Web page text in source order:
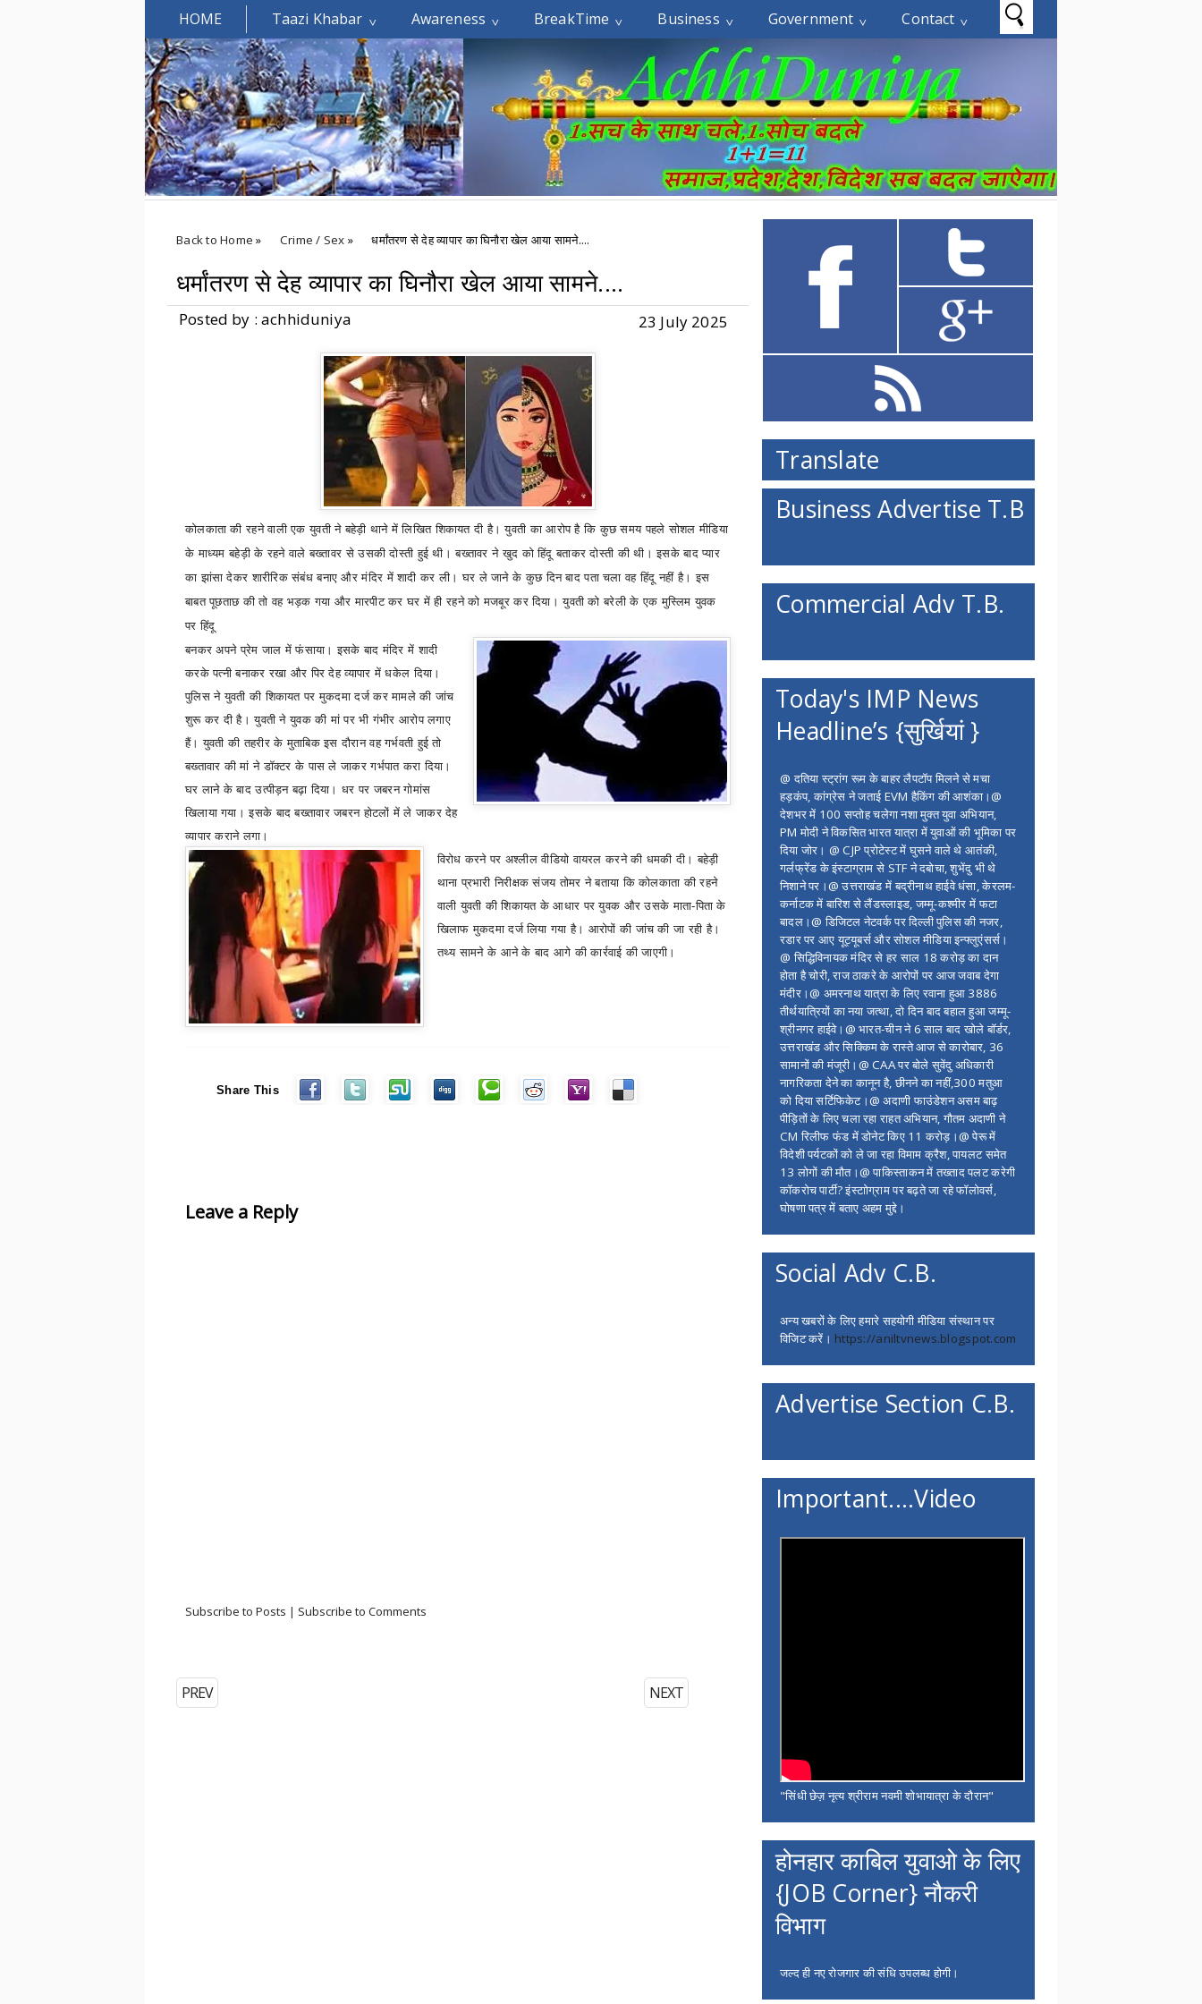
HOME Taazi Khabar Awareness BreakTime Business Government Contact
Welcomes You.....
Back to Home » Crime / Sex » धर्मांतरण से देह व्यापार का घिनौरा खेल आया सामने....
धर्मांतरण से देह व्यापार का घिनौरा खेल आया सामने....
Posted by : achhiduniya 23 July 2025
कोलकाता की रहने वाली एक युवती ने बहेड़ी थाने में लिखित शिकायत दी है। युवती का आरोप है कि कुछ समय पहले सोशल मीडिया
के माध्यम बहेड़ी के रहने वाले बख्तावर से उसकी दोस्ती हुई थी। बख्तावर ने खुद को हिंदू बताकर दोस्ती की थी। इसके बाद प्यार
का झांसा देकर शारीरिक संबंध बनाए और मंदिर में शादी कर ली। घर ले जाने के कुछ दिन बाद पता चला वह हिंदू नहीं है। इस
बाबत पूछताछ की तो वह भड़क गया और मारपीट कर घर में ही रहने को मजबूर कर दिया। युवती को बरेली के एक मुस्लिम युवक
पर हिंदू
बनकर अपने प्रेम जाल में फंसाया। इसके बाद मंदिर में शादी
करके पत्नी बनाकर रखा और पिर देह व्यापार में धकेल दिया।
पुलिस ने युवती की शिकायत पर मुकदमा दर्ज कर मामले की जांच
शुरू कर दी है। युवती ने युवक की मां पर भी गंभीर आरोप लगाए
हैं। युवती की तहरीर के मुताबिक इस दौरान वह गर्भवती हुई तो
बख्तावार की मां ने डॉक्टर के पास ले जाकर गर्भपात करा दिया।
घर लाने के बाद उत्पीड़न बढ़ा दिया। धर पर जबरन गोमांस
खिलाया गया। इसके बाद बख्तावार जबरन होटलों में ले जाकर देह
व्यापार कराने लगा।
विरोध करने पर अश्लील वीडियो वायरल करने की धमकी दी। बहेड़ी
थाना प्रभारी निरीक्षक संजय तोमर ने बताया कि कोलकाता की रहने
वाली युवती की शिकायत के आधार पर युवक और उसके माता-पिता के
खिलाफ मुकदमा दर्ज लिया गया है। आरोपों की जांच की जा रही है।
तथ्य सामने के आने के बाद आगे की कार्रवाई की जाएगी।
Share This
Leave a Reply
Subscribe to Posts | Subscribe to Comments
NEXT
PREV
Translate
Business Advertise T.B
Commercial Adv T.B.
Today's IMP News
Headline’s {सुर्खियां }
@ दतिया स्ट्रांग रूम के बाहर लैपटॉप मिलने से मचा
हड़कंप, कांग्रेस ने जताई EVM हैकिंग की आशंका।@
देशभर में 100 सप्ताेह चलेगा नशा मुक्त युवा अभियान,
PM मोदी ने विकसित भारत यात्रा में युवाओं की भूमिका पर
दिया जोर। @ CJP प्रोटेस्ट में घुसने वाले थे आतंकी,
गर्लफ्रेंड के इंस्टाग्राम से STF ने दबोचा, शुभेंदु भी थे
निशाने पर।@ उत्तराखंड में बद्रीनाथ हाईवे धंसा, केरलम-
कर्नाटक में बारिश से लैंडस्लाइड, जम्मू-कश्मीर में फटा
बादल।@ डिजिटल नेटवर्क पर दिल्ली पुलिस की नजर,
रडार पर आए यूट्यूबर्स और सोशल मीडिया इन्फ्लुएंसर्स।
@ सिद्धिविनायक मंदिर से हर साल 18 करोड़ का दान
होता है चोरी, राज ठाकरे के आरोपों पर आज जवाब देगा
मंदीर।@ अमरनाथ यात्रा के लिए रवाना हुआ 3886
तीर्थयात्रियों का नया जत्था, दो दिन बाद बहाल हुआ जम्मू-
श्रीनगर हाईवे।@ भारत-चीन ने 6 साल बाद खोले बॉर्डर,
उत्तराखंड और सिक्किम के रास्ते आज से कारोबार, 36
सामानों की मंजूरी।@ CAA पर बोले सुवेंदु अधिकारी
नागरिकता देने का कानून है, छीनने का नहीं,300 मतुआ
को दिया सर्टिफिकेट।@ अदाणी फाउंडेशन असम बाढ़
पीड़ितों के लिए चला रहा राहत अभियान, गौतम अदाणी ने
CM रिलीफ फंड में डोनेट किए 11 करोड़।@ पेरू में
विदेशी पर्यटकों को ले जा रहा विमाम क्रैश, पायलट समेत
13 लोगों की मौत।@ पाकिस्ताकन में तख्ताद पलट करेगी
कॉकरोच पार्टी? इंस्टाोग्राम पर बढ़ते जा रहे फॉलोवर्स,
घोषणा पत्र में बताए अहम मुद्दे।
Social Adv C.B.
अन्य खबरों के लिए हमारे सहयोगी मीडिया संस्थान पर
विजिट करें। https://aniltvnews.blogspot.com
Advertise Section C.B.
Important....Video
"सिंधी छेज़ नृत्य श्रीराम नवमी शोभायात्रा के दौरान"
होनहार काबिल युवाओ के लिए
{JOB Corner} नौकरी
विभाग
जल्द ही नए रोजगार की संधि उपलब्ध होगी।